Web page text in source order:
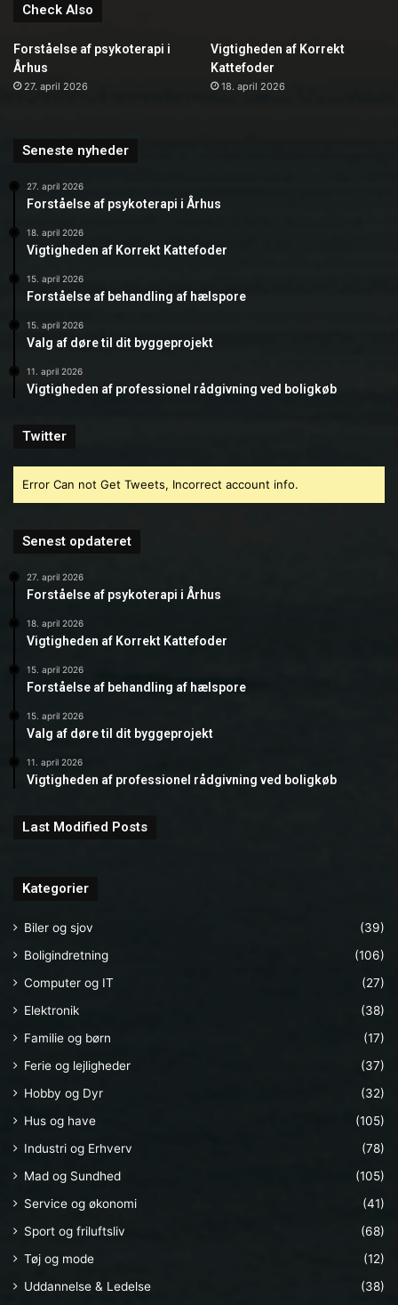
Check Also
Forståelse af psykoterapi i
Århus
27. april 2026
Vigtigheden af Korrekt
Kattefoder
18. april 2026
Seneste nyheder
27. april 2026
Forståelse af psykoterapi i Århus
18. april 2026
Vigtigheden af Korrekt Kattefoder
15. april 2026
Forståelse af behandling af hælspore
15. april 2026
Valg af døre til dit byggeprojekt
11. april 2026
Vigtigheden af professionel rådgivning ved boligkøb
Twitter
Error Can not Get Tweets, Incorrect account info.
Senest opdateret
27. april 2026
Forståelse af psykoterapi i Århus
18. april 2026
Vigtigheden af Korrekt Kattefoder
15. april 2026
Forståelse af behandling af hælspore
15. april 2026
Valg af døre til dit byggeprojekt
11. april 2026
Vigtigheden af professionel rådgivning ved boligkøb
Last Modified Posts
Kategorier
Biler og sjov
(39)
Boligindretning
(106)
Computer og IT
(27)
Elektronik
(38)
Familie og børn
(17)
Ferie og lejligheder
(37)
Hobby og Dyr
(32)
Hus og have
(105)
Industri og Erhverv
(78)
Mad og Sundhed
(105)
Service og økonomi
(41)
Sport og friluftsliv
(68)
Tøj og mode
(12)
Uddannelse & Ledelse
(38)